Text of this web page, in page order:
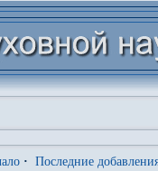
· Последние